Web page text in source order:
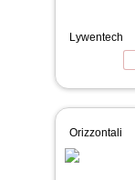
Lywentech
Orizzontali